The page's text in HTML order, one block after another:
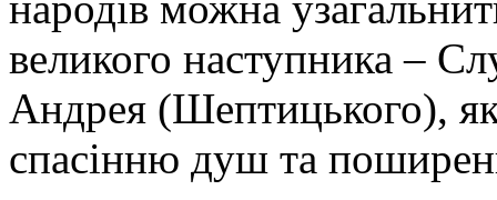
великого наступника –
Андрея (Шептицького),
спасінню душ та